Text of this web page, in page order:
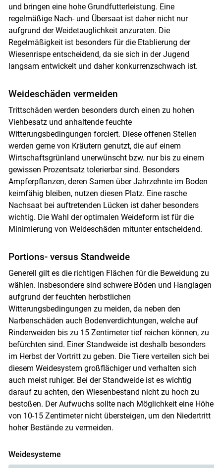
Skip to main content
und bringen eine hohe Grundfutterleistung. Eine
regelmäßige Nach- und Übersaat ist daher nicht nur
aufgrund der Weidetauglichkeit anzuraten. Die
Regelmäßigkeit ist besonders für die Etablierung der
Wiesenrispe entscheidend, da sie sich in der Jugend
langsam entwickelt und daher konkurrenzschwach ist.
Weideschäden vermeiden
Trittschäden werden besonders durch einen zu hohen
Viehbesatz und anhaltende feuchte
Witterungsbedingungen forciert. Diese offenen Stellen
werden gerne von Kräutern genutzt, die auf einem
Wirtschaftsgrünland unerwünscht bzw. nur bis zu einem
gewissen Prozentsatz tolerierbar sind. Besonders
Ampferpflanzen, deren Samen über Jahrzehnte im Boden
keimfähig bleiben, nutzen diesen Platz. Eine rasche
Nachsaat bei auftretenden Lücken ist daher besonders
wichtig. Die Wahl der optimalen Weideform ist für die
Minimierung von Weideschäden mitunter entscheidend.
Portions- versus Standweide
Generell gilt es die richtigen Flächen für die Beweidung zu
wählen. Insbesondere sind schwere Böden und Hanglagen
aufgrund der feuchten herbstlichen
Witterungsbedingungen zu meiden, da neben den
Narbenschäden auch Bodenverdichtungen, welche auf
Rinderweiden bis zu 15 Zentimeter tief reichen können, zu
befürchten sind. Einer Standweide ist deshalb besonders
im Herbst der Vortritt zu geben. Die Tiere verteilen sich bei
diesem Weidesystem großflächiger und verhalten sich
auch meist ruhiger. Bei der Standweide ist es wichtig
darauf zu achten, den Wiesenbestand nicht zu hoch zu
bestoßen. Der Aufwuchs sollte nach Möglichkeit eine Höhe
von 10-15 Zentimeter nicht übersteigen, um den Niedertritt
hoher Bestände zu vermeiden.
Weidesysteme